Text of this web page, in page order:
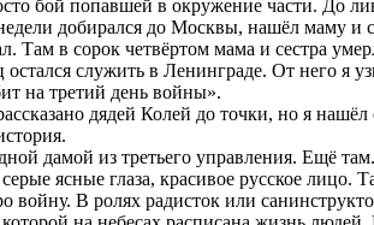
бой попавшей в окружение части. До
добирался до Москвы, нашёл маму и
Там в сорок четвёртом мама и сестра
служить в Ленинграде. От него я
на третий день войны».
дядей Колей до точки, но я
дамой из третьего управления. Ещё
ясные глаза, красивое русское лицо.
войну. В ролях радисток или